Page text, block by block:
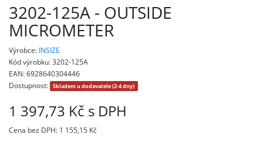
3202-125A - OUTSIDE
MICROMETER
Výrobce: INSIZE
Kód výrobku: 3202-125A
EAN: 6928640304446
Dostupnost:
Skladem u dodavatele (2-4 dny)
1 397,73 Kč s DPH
Cena bez DPH: 1 155,15 Kč